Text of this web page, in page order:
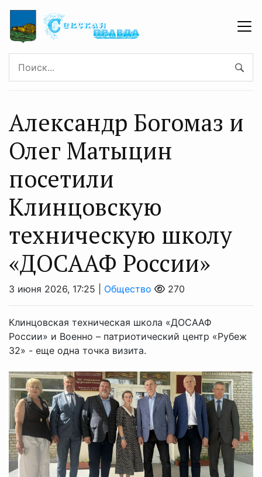
Александр Богомаз и
Олег Матыцин
посетили
Клинцовскую
техническую школу
«ДОСААФ России»
3 июня 2026, 17:25 | Общество 270
Клинцовская техническая школа «ДОСААФ
России» и Военно – патриотический центр «Рубеж
32» - еще одна точка визита.